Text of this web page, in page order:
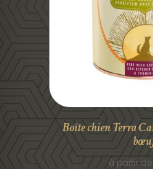
Boîte chien Terra
à partir